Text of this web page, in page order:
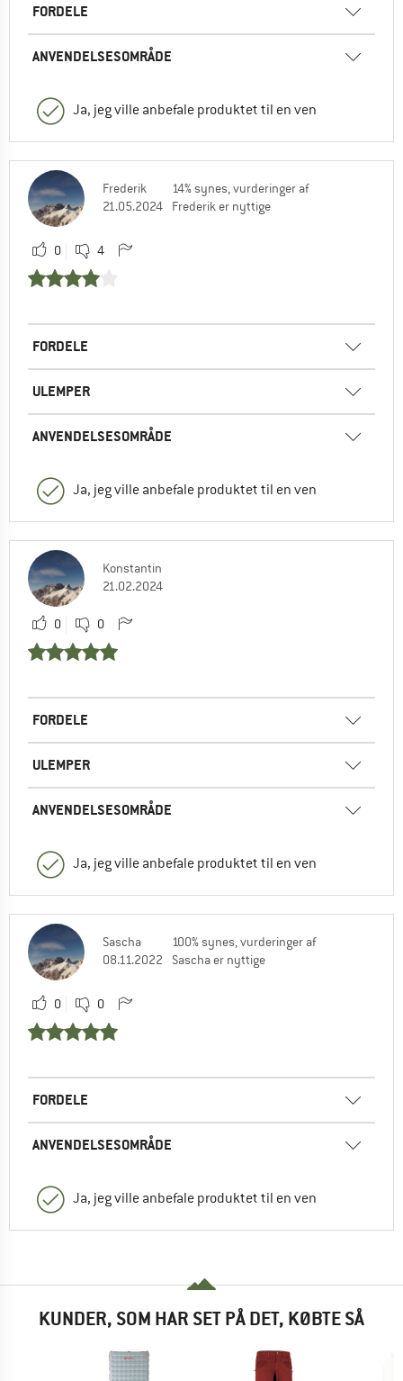
FORDELE
ANVENDELSESOMRÅDE
Ja, jeg ville anbefale produktet til en ven
Frederik
21.05.2024
14% synes, vurderinger af
Frederik er nyttige
0 4
FORDELE
ULEMPER
ANVENDELSESOMRÅDE
Ja, jeg ville anbefale produktet til en ven
Konstantin
21.02.2024
0 0
FORDELE
ULEMPER
ANVENDELSESOMRÅDE
Ja, jeg ville anbefale produktet til en ven
Sascha
08.11.2022
100% synes, vurderinger af
Sascha er nyttige
0 0
FORDELE
ANVENDELSESOMRÅDE
Ja, jeg ville anbefale produktet til en ven
KUNDER, SOM HAR SET PÅ DET, KØBTE SÅ